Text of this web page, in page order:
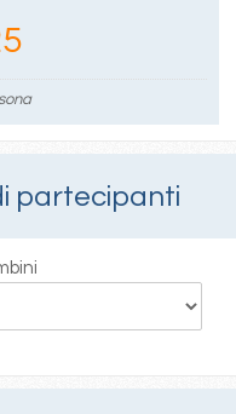
partecipanti